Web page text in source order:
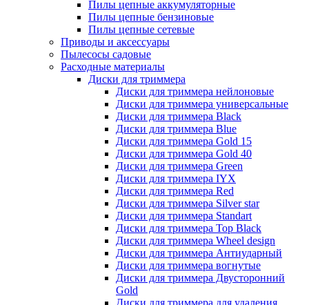
Пилы цепные аккумуляторные
Пилы цепные бензиновые
Пилы цепные сетевые
Приводы и аксессуары
Пылесосы садовые
Расходные материалы
Диски для триммера
Диски для триммера нейлоновые
Диски для триммера универсальные
Диски для триммера Black
Диски для триммера Blue
Диски для триммера Gold 15
Диски для триммера Gold 40
Диски для триммера Green
Диски для триммера IYX
Диски для триммера Red
Диски для триммера Silver star
Диски для триммера Standart
Диски для триммера Top Black
Диски для триммера Wheel design
Диски для триммера Антиударный
Диски для триммера вогнутые
Диски для триммера Двусторонний
Gold